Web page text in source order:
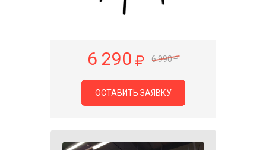
6 290 6 990
ОСТАВИТЬ ЗАЯВКУ